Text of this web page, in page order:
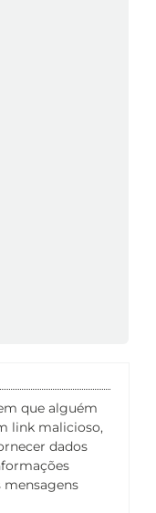
que alguém
link malicioso,
dados
mensagens